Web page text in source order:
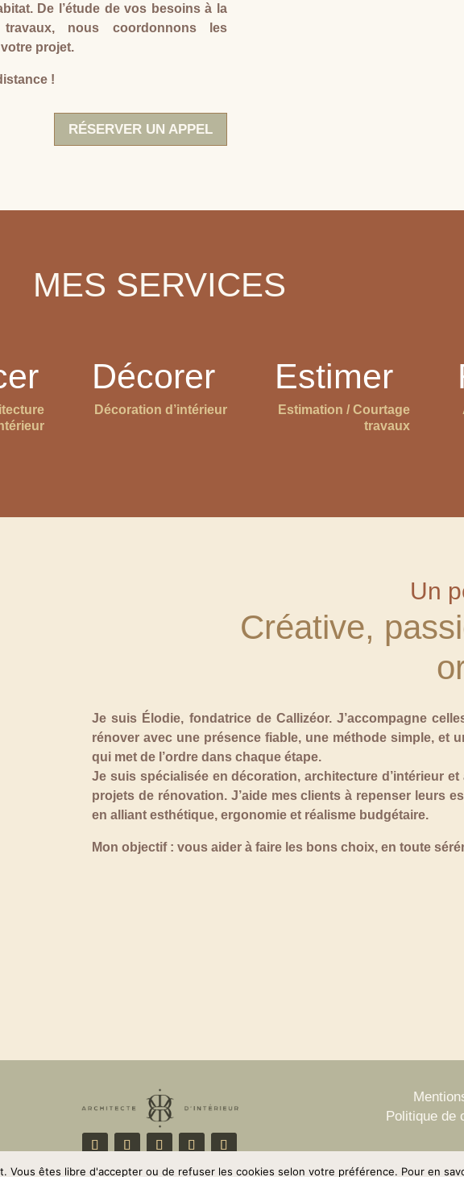
De l’étude de vos besoins à la
nous coordonnons les
projet.
!
RÉSERVER UN APPEL
MES SERVICES
Décorer
Décoration d’intérieur
Estimer
Estimation / Courtage
travaux
Un
Créative,
Je suis Élodie, fondatrice de Callizéor. J’accompagne
rénover avec une présence fiable, une méthode simple, et
qui met de l’ordre dans chaque étape.
Je suis spécialisée en décoration, architecture d’intérieur
projets de rénovation. J’aide mes clients à repenser leurs
en alliant esthétique, ergonomie et réalisme budgétaire.
Mon objectif : vous aider à faire les bons choix, en toute
Politique de
Vous êtes libre d'accepter ou de refuser les cookies selon votre préférence. Pour en